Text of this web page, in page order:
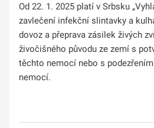
Od 22. 1. 2025 platí v Srbsku
zavlečení infekční slintavky a
dovoz a přeprava zásilek živých
živočišného původu ze zemí s
těchto nemocí nebo s
nemocí.